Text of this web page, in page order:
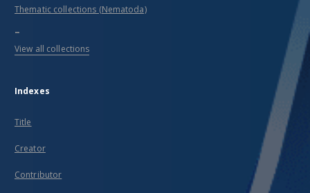
Thematic collections (Nematoda)
...
View all collections
Indexes
Title
Creator
Contributor